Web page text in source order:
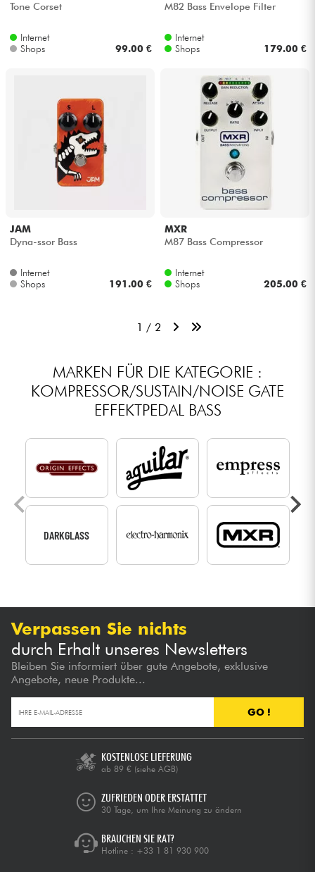
Tone Corset
Internet
Shops
99.00 €
M82 Bass Envelope Filter
Internet
Shops
179.00 €
JAM
Dyna-ssor Bass
Internet
Shops
191.00 €
MXR
M87 Bass Compressor
Internet
Shops
205.00 €
1 / 2
MARKEN FÜR DIE KATEGORIE :
KOMPRESSOR/SUSTAIN/NOISE GATE
EFFEKTPEDAL BASS
DARKGLASS
Verpassen Sie nichts
durch Erhalt unseres Newsletters
Bleiben Sie informiert über gute Angebote, exklusive
Angebote, neue Produkte...
GO !
KOSTENLOSE LIEFERUNG
ab 89 € (siehe AGB)
ZUFRIEDEN ODER ERSTATTET
30 Tage, um Ihre Meinung zu ändern
BRAUCHEN SIE RAT?
Hotline : +33 1 81 930 900